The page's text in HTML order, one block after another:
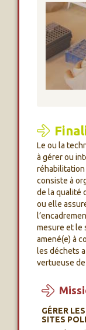
Le ou la
à gérer ou
réhabilitation
consiste à
de la qualité
ou elle
mesure et le
amené(e) à
les déchets
vertueuse
GÉRER
SITES